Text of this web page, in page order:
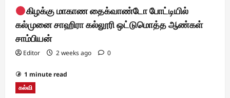
கிழக்கு மாகாண தைக்வாண்டோ போட்டியில்
கல்முனை சாஹிரா கல்லூரி ஒட்டுமொத்த ஆண்கள்
சாம்பியன்
Editor 2 weeks ago 0
1 minute read
கல்வி